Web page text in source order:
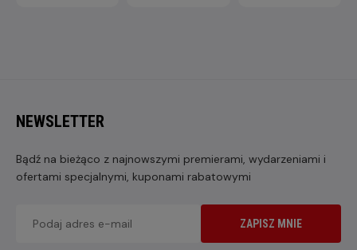
NEWSLETTER
Bądź na bieżąco z najnowszymi premierami, wydarzeniami i
ofertami specjalnymi, kuponami rabatowymi
ZAPISZ MNIE